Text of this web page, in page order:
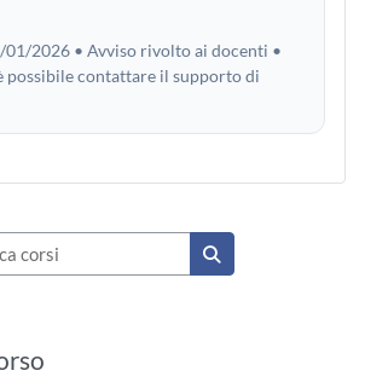
2026 • Avviso rivolto ai docenti •
possibile contattare il supporto di
corsi
Cerca corsi